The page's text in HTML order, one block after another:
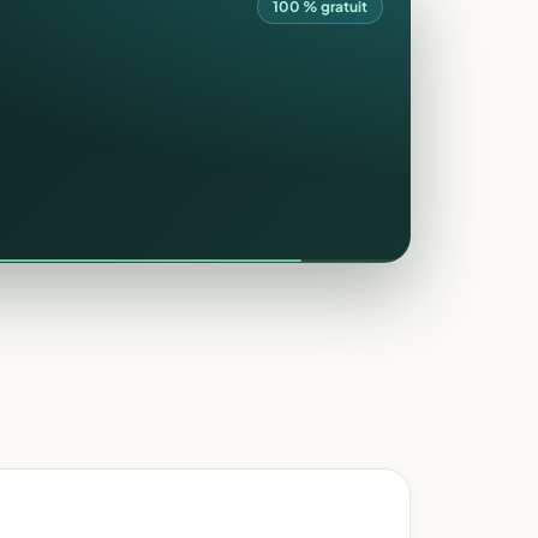
100 % gratuit